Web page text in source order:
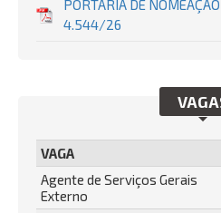
PORTARIA DE
4.544/26
VAGA
Agente de Serviços Gerais
Externo